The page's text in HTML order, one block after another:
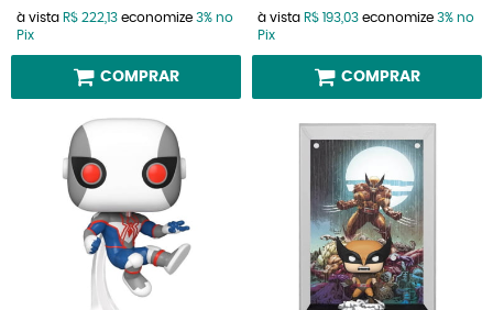
à vista R$ 222,13 economize 3% no
Pix
COMPRAR
à vista R$ 193,03 economize 3% no
Pix
COMPRAR